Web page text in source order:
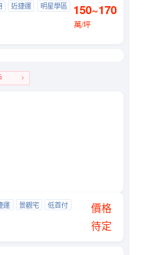
近捷運
明星學區
150~170
萬/坪
巷口
運 景觀宅 低首付
價格
待定